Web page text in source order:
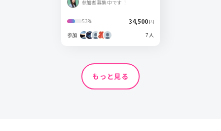
参加者募集中です！
53% 34,500円
参加
7人
もっと見る